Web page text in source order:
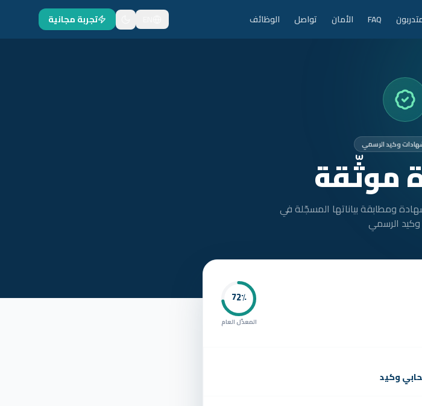
FAQ الأمان تواصل الوظائف تجربة مجانية
وكيد الرسمي
موثّقة
ومطابقة بياناتها المسجّلة في
الرسمي
72٪
المعدّل العام
وكيد